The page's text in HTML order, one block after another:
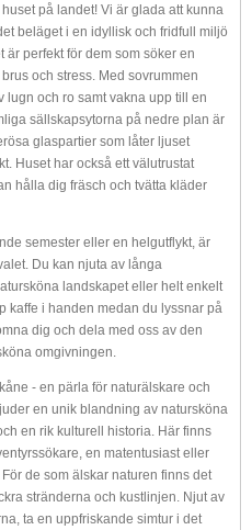
på landet! Vi är glada att kunna
beläget i en idyllisk och fridfull miljö
perfekt för dem som söker en
och stress. Med sovrummen
och ro samt vakna upp till en
sällskapsytorna på nedre plan är
glaspartier som låter ljuset
Huset har också ett välutrustat
hålla dig fräsch och tvätta kläder
semester eller en helgutflykt, är
Du kan njuta av långa
landskapet eller helt enkelt
kaffe i handen medan du lyssnar på
dig och dela med oss av den
omgivningen.
- en pärla för naturälskare och
en unik blandning av natursköna
en rik kulturell historia. Här finns
en matentusiast eller
de som älskar naturen finns det
stränderna och kustlinjen. Njut av
ta en uppfriskande simtur i det